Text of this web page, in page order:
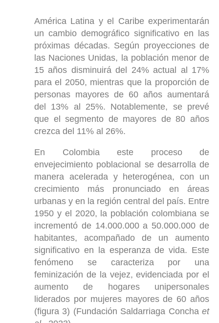
América Latina y el Caribe experimentarán
un cambio demográfico significativo en las
próximas décadas. Según proyecciones de
las Naciones Unidas, la población menor de
15 años disminuirá del 24% actual al 17%
para el 2050, mientras que la proporción de
personas mayores de 60 años aumentará
del 13% al 25%. Notablemente, se prevé
que el segmento de mayores de 80 años
crezca del 11% al 26%.
En Colombia este proceso de
envejecimiento poblacional se desarrolla de
manera acelerada y heterogénea, con un
crecimiento más pronunciado en áreas
urbanas y en la región central del país. Entre
1950 y el 2020, la población colombiana se
incrementó de 14.000.000 a 50.000.000 de
habitantes, acompañado de un aumento
significativo en la esperanza de vida. Este
fenómeno se caracteriza por una
feminización de la vejez, evidenciada por el
aumento de hogares unipersonales
liderados por mujeres mayores de 60 años
(figura 3) (Fundación Saldarriaga Concha et